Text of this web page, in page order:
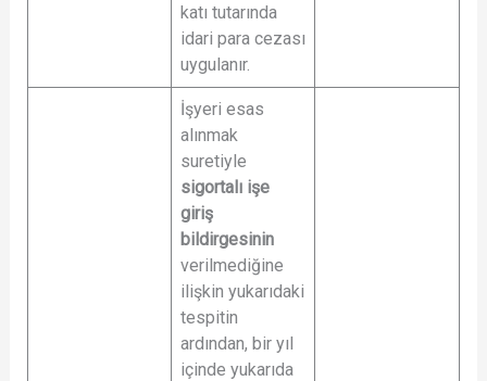
katı tutarında
idari para cezası
uygulanır.
İşyeri esas
alınmak
suretiyle
sigortalı işe
giriş
bildirgesinin
verilmediğine
ilişkin yukarıdaki
tespitin
ardından, bir yıl
içinde yukarıda